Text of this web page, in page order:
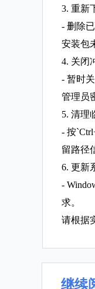
3. 重新
- 删除
安装包
4. 关闭
- 暂时
管理员
5. 清理
- 按
留路径
6. 更新
-
求。
请根据
继续